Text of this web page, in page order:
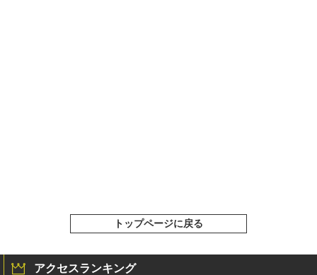
トップページに戻る
アクセスランキング